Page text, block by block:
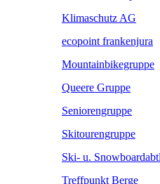
Klimaschutz AG
ecopoint frankenjura
Mountainbikegruppe
Queere Gruppe
Seniorengruppe
Skitourengruppe
Ski- u.
Treffpunkt Berge